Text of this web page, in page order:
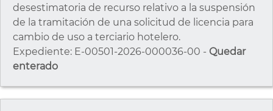
desestimatoria de recurso relativo a la suspensión
de la tramitación de una solicitud de licencia para
cambio de uso a terciario hotelero.
Expediente: E-00501-2026-000036-00 - Quedar
enterado